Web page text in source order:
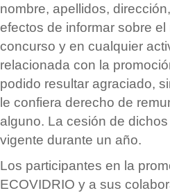
nombre, apellidos,
efectos de informar sobre
concurso y en cualquier
relacionada con la
podido resultar agraciado,
le confiera derecho de
alguno. La cesión de
vigente durante un año.
Los participantes en la
ECOVIDRIO y a sus